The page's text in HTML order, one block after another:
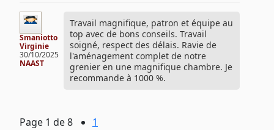
Smaniotto
Virginie
30/10/2025
NAAST
Travail magnifique, patron et équipe au
top avec de bons conseils. Travail
soigné, respect des délais. Ravie de
l'aménagement complet de notre
grenier en une magnifique chambre. Je
recommande à 1000 %.
Page 1 de 8
1